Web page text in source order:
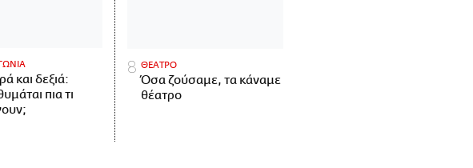
και δεξιά:
πια τι
ΘΕΑΤΡΟ
Όσα ζούσαμε, τα κάναμε
θέατρο